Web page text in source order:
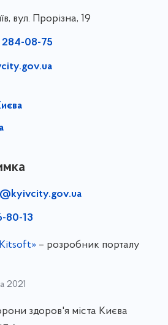
вул. Прорізна, 19
284-08-75
80-13
– розробник порталу
2021
здоров'я міста Києва